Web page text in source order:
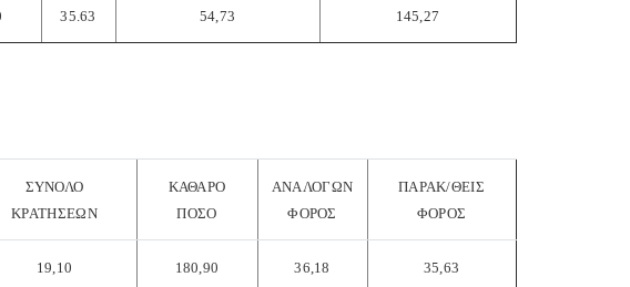
35.63 54,73 145,27
ΣΥΝΟΛΟ
ΚΡΑΤΗΣΕΩΝ
ΚΑΘΑΡΟ
ΠΟΣΟ
ΑΝΑΛΟΓΩΝ
ΦΟΡΟΣ
ΠΑΡΑΚ/ΘΕΙΣ
ΦΟΡΟΣ
19,10 180,90 36,18 35,63